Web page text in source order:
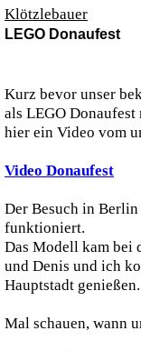
Klötzlebauer
LEGO Donaufest
Kurz bevor unser
als LEGO
hier ein Video vom
Video Donaufest
Der Besuch in
funktioniert.
Das Modell kam bei
und Denis und ich
Hauptstadt genießen.
Mal schauen, wann